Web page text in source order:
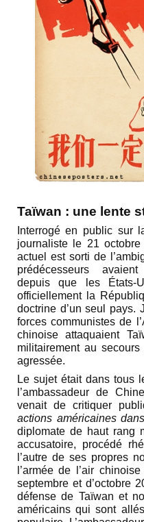
Taïwan : une lente
Interrogé en public sur
journaliste le 21
actuel est sorti de
prédécesseurs
depuis que les États-
officiellement la
doctrine d’un seul pays.
forces communistes de
chinoise attaquaient
militairement au
agressée.
Le sujet était dans tous
l’ambassadeur de
venait de critiquer
actions américaines
diplomate de haut rang
accusatoire, procédé
l’autre de ses propres
l’armée de l’air
septembre et d’octobre
défense de Taïwan et
américains qui sont